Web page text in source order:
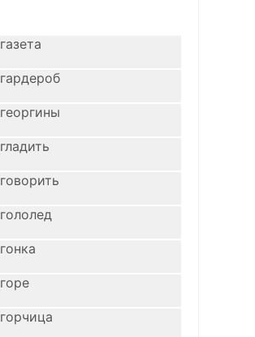
газета
гардероб
георгины
гладить
говорить
гололед
гонка
горе
горчица